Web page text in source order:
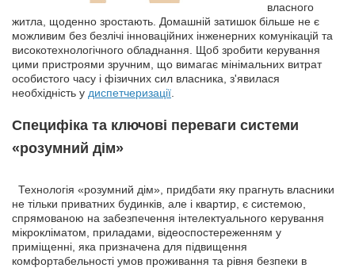
власного
житла, щоденно зростають. Домашній затишок більше не є
можливим без безлічі інноваційних інженерних комунікацій та
високотехнологічного обладнання. Щоб зробити керування
цими пристроями зручним, що вимагає мінімальних витрат
особистого часу і фізичних сил власника, з'явилася
необхідність у диспетчеризації
Специфіка та ключові переваги системи
«розумний дім»
Технологія «розумний дім», придбати яку прагнуть власники
не тільки приватних будинків, але і квартир, є системою,
спрямованою на забезпечення інтелектуального керування
мікрокліматом, приладами, відеоспостереженням у
приміщенні, яка призначена для підвищення
комфортабельності умов проживання та рівня безпеки в